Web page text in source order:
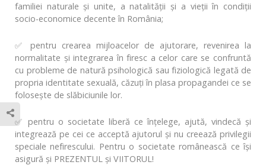
familiei naturale și unite, a natalității și a vieții în condiții
socio-economice decente în România;
✅ pentru crearea mijloacelor de ajutorare, revenirea la
normalitate și integrarea în firesc a celor care se confruntă
cu probleme de natură psihologică sau fiziologică legată de
propria identitate sexuală, căzuți în plasa propagandei ce se
folosește de slăbiciunile lor.
✅ pentru o societate liberă ce înțelege, ajută, vindecă și
integrează pe cei ce acceptă ajutorul și nu creează privilegii
speciale nefirescului. Pentru o societate românească ce își
asigură și PREZENTUL și VIITORUL!